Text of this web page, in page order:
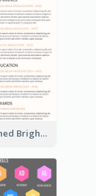
Distinguished Bright College Student Resume